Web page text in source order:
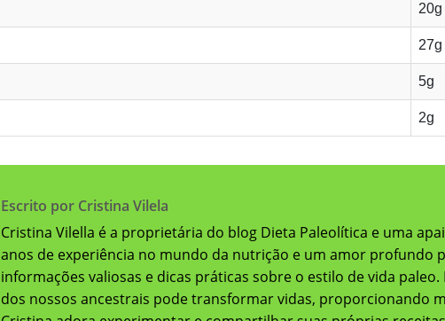
20g
27g
5g
2g
Escrito por Cristina Vilela
Cristina Vilella é a proprietária do blog Dieta Paleolítica e uma
anos de experiência no mundo da nutrição e um amor profundo
informações valiosas e dicas práticas sobre o estilo de vida
dos nossos ancestrais pode transformar vidas, proporcionando